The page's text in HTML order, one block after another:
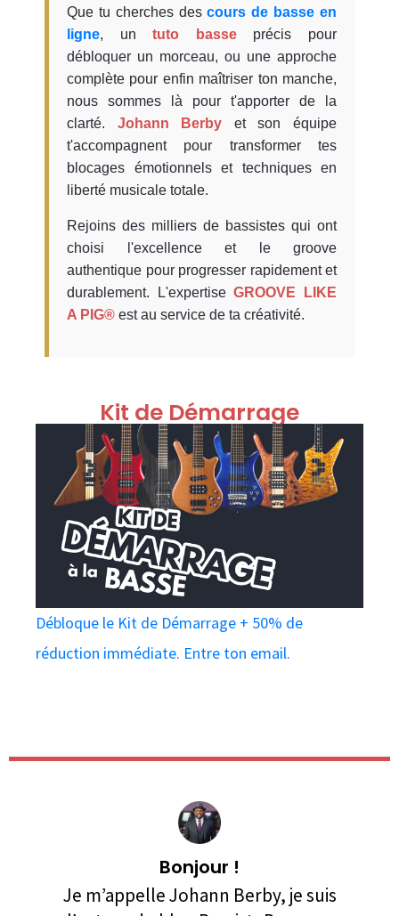
Que tu cherches descours de basse en
ligne, untuto basseprécis pour
débloquer un morceau, ou une approche
complète pour enfin maîtriser ton manche,
nous sommes là pour t'apporter de la
clarté. Johann Berby et son équipe
t'accompagnent pour transformer tes
blocages émotionnels et techniques en
liberté musicale totale.
Rejoins des milliers de bassistes qui ont
choisi l'excellence et le groove
authentique pour progresser rapidement et
durablement. L'expertiseGROOVE LIKE
A PIG® est au service de ta créativité.
Kit de Démarrage
Débloque le Kit de Démarrage + 50% de
réduction immédiate. Entre ton email.
Bonjour !
Je m’appelle Johann Berby, je suis